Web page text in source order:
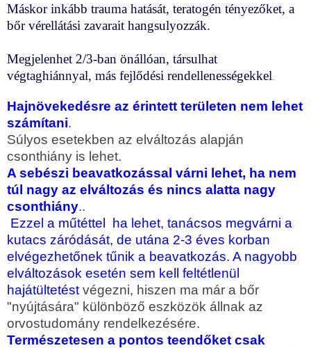
Máskor inkább trauma hatását, teratogén tényezőket, a
bőr vérellátási zavarait hangsulyozzák.
Megjelenhet 2/3-ban önállóan, társulhat
végtaghiánnyal, más fejlődési rendellenességekkel
Hajnövekedésre az érintett területen nem lehet
számítani.
Súlyos esetekben az elváltozás alapján
csonthiány is lehet.
A sebészi beavatkozással várni lehet, ha nem
túl nagy az elváltozás és nincs alatta nagy
csonthiány..
Ezzel a műtéttel ha lehet, tanácsos megvárni a
kutacs záródását, de utána 2-3 éves korban
elvégezhetőnek tűnik a beavatkozás. A nagyobb
elváltozások esetén sem kell feltétlenül
hajátültetést végezni, hiszen ma már a bőr
"nyújtására" különböző eszközök állnak az
orvostudomány rendelkezésére.
Természetesen a pontos teendőket csak